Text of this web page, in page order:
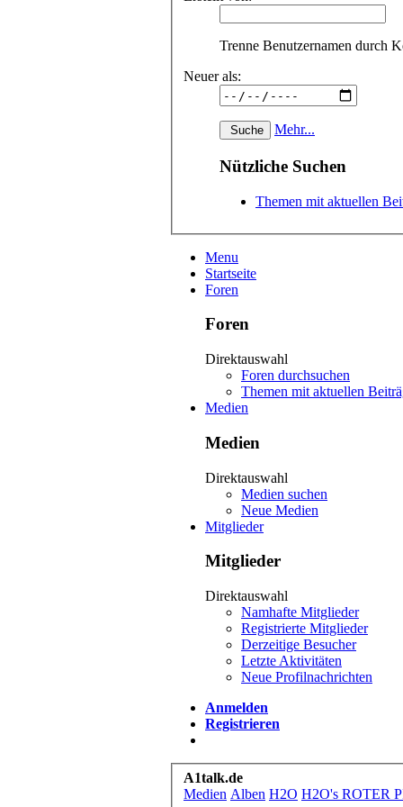
Trenne Benutzernamen durch
Neuer als:
Mehr...
Nützliche Suchen
Themen mit aktuellen
Menu
Startseite
Foren
Foren
Direktauswahl
Foren durchsuchen
Themen mit aktuellen
Medien
Medien
Direktauswahl
Medien suchen
Neue Medien
Mitglieder
Mitglieder
Direktauswahl
Namhafte Mitglieder
Registrierte Mitglieder
Derzeitige Besucher
Letzte Aktivitäten
Neue Profilnachrichten
Anmelden
Registrieren
A1talk.de
Medien Alben H2O H2O's ROTER